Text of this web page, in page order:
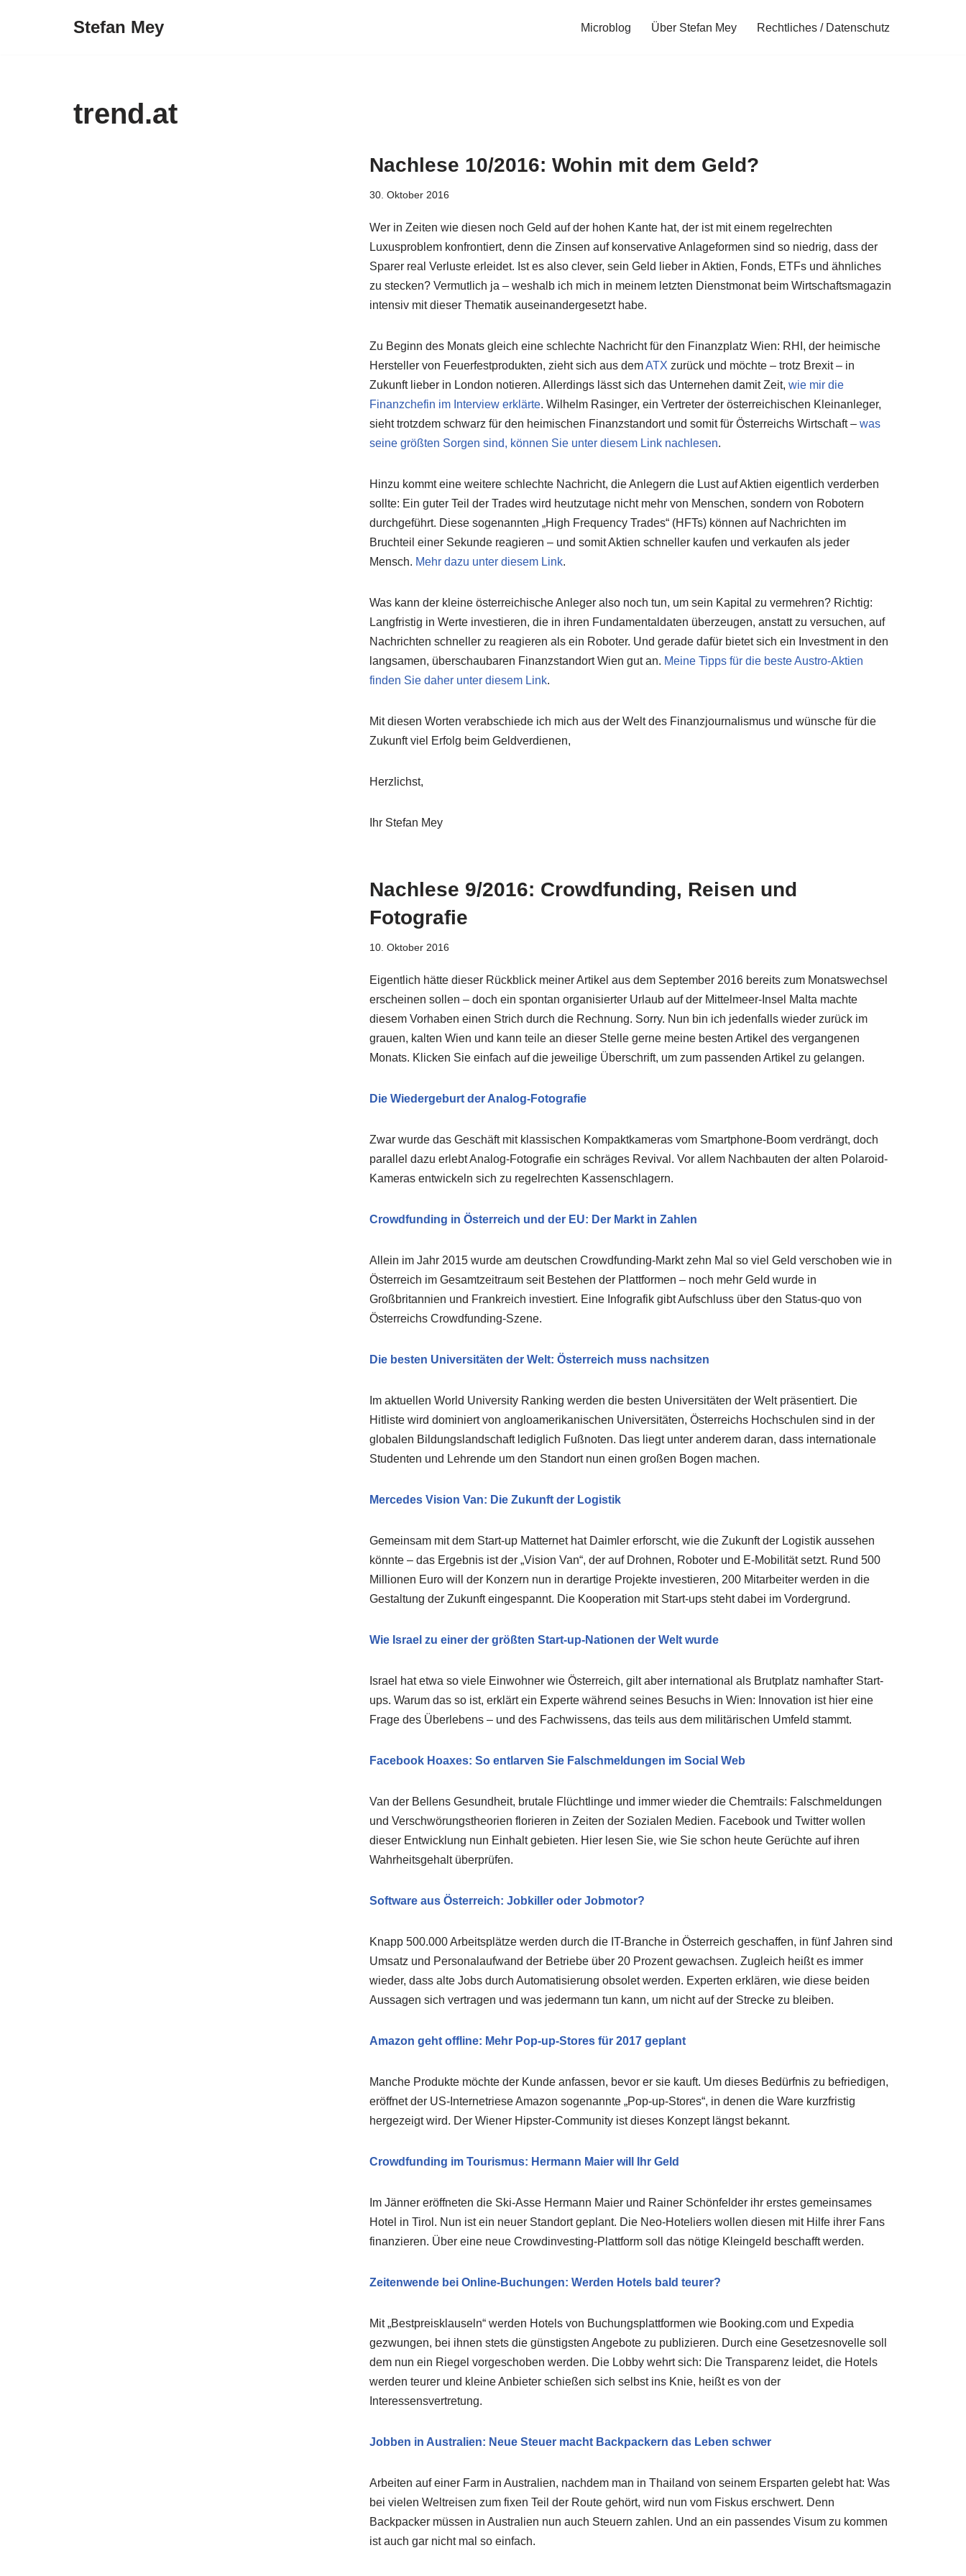
Stefan Mey Microblog Über Stefan Mey Rechtliches / Datenschutz
trend.at
Nachlese 10/2016: Wohin mit dem Geld?
30. Oktober 2016
Wer in Zeiten wie diesen noch Geld auf der hohen Kante hat, der ist mit einem regelrechten
Luxusproblem konfrontiert, denn die Zinsen auf konservative Anlageformen sind so niedrig, dass der
Sparer real Verluste erleidet. Ist es also clever, sein Geld lieber in Aktien, Fonds, ETFs und ähnliches
zu stecken? Vermutlich ja – weshalb ich mich in meinem letzten Dienstmonat beim Wirtschaftsmagazin
intensiv mit dieser Thematik auseinandergesetzt habe.
Zu Beginn des Monats gleich eine schlechte Nachricht für den Finanzplatz Wien: RHI, der heimische
Hersteller von Feuerfestprodukten, zieht sich aus demATX zurück und möchte – trotz Brexit – in
Zukunft lieber in London notieren. Allerdings lässt sich das Unternehen damit Zeit, wie mir die
Finanzchefin im Interview erklärte. Wilhelm Rasinger, ein Vertreter der österreichischen Kleinanleger,
sieht trotzdem schwarz für den heimischen Finanzstandort und somit für Österreichs Wirtschaft – was
seine größten Sorgen sind, können Sie unter diesem Link nachlesen.
Hinzu kommt eine weitere schlechte Nachricht, die Anlegern die Lust auf Aktien eigentlich verderben
sollte: Ein guter Teil der Trades wird heutzutage nicht mehr von Menschen, sondern von Robotern
durchgeführt. Diese sogenannten „High Frequency Trades“ (HFTs) können auf Nachrichten im
Bruchteil einer Sekunde reagieren – und somit Aktien schneller kaufen und verkaufen als jeder
Mensch. Mehr dazu unter diesem Link.
Was kann der kleine österreichische Anleger also noch tun, um sein Kapital zu vermehren? Richtig:
Langfristig in Werte investieren, die in ihren Fundamentaldaten überzeugen, anstatt zu versuchen, auf
Nachrichten schneller zu reagieren als ein Roboter. Und gerade dafür bietet sich ein Investment in den
langsamen, überschaubaren Finanzstandort Wien gut an. Meine Tipps für die beste Austro-Aktien
finden Sie daher unter diesem Link.
Mit diesen Worten verabschiede ich mich aus der Welt des Finanzjournalismus und wünsche für die
Zukunft viel Erfolg beim Geldverdienen,
Herzlichst,
Ihr Stefan Mey
Nachlese 9/2016: Crowdfunding, Reisen und
Fotografie
10. Oktober 2016
Eigentlich hätte dieser Rückblick meiner Artikel aus dem September 2016 bereits zum Monatswechsel
erscheinen sollen – doch ein spontan organisierter Urlaub auf der Mittelmeer-Insel Malta machte
diesem Vorhaben einen Strich durch die Rechnung. Sorry. Nun bin ich jedenfalls wieder zurück im
grauen, kalten Wien und kann teile an dieser Stelle gerne meine besten Artikel des vergangenen
Monats. Klicken Sie einfach auf die jeweilige Überschrift, um zum passenden Artikel zu gelangen.
Die Wiedergeburt der Analog-Fotografie
Zwar wurde das Geschäft mit klassischen Kompaktkameras vom Smartphone-Boom verdrängt, doch
parallel dazu erlebt Analog-Fotografie ein schräges Revival. Vor allem Nachbauten der alten Polaroid-
Kameras entwickeln sich zu regelrechten Kassenschlagern.
Crowdfunding in Österreich und der EU: Der Markt in Zahlen
Allein im Jahr 2015 wurde am deutschen Crowdfunding-Markt zehn Mal so viel Geld verschoben wie in
Österreich im Gesamtzeitraum seit Bestehen der Plattformen – noch mehr Geld wurde in
Großbritannien und Frankreich investiert. Eine Infografik gibt Aufschluss über den Status-quo von
Österreichs Crowdfunding-Szene.
Die besten Universitäten der Welt: Österreich muss nachsitzen
Im aktuellen World University Ranking werden die besten Universitäten der Welt präsentiert. Die
Hitliste wird dominiert von angloamerikanischen Universitäten, Österreichs Hochschulen sind in der
globalen Bildungslandschaft lediglich Fußnoten. Das liegt unter anderem daran, dass internationale
Studenten und Lehrende um den Standort nun einen großen Bogen machen.
Mercedes Vision Van: Die Zukunft der Logistik
Gemeinsam mit dem Start-up Matternet hat Daimler erforscht, wie die Zukunft der Logistik aussehen
könnte – das Ergebnis ist der „Vision Van“, der auf Drohnen, Roboter und E-Mobilität setzt. Rund 500
Millionen Euro will der Konzern nun in derartige Projekte investieren, 200 Mitarbeiter werden in die
Gestaltung der Zukunft eingespannt. Die Kooperation mit Start-ups steht dabei im Vordergrund.
Wie Israel zu einer der größten Start-up-Nationen der Welt wurde
Israel hat etwa so viele Einwohner wie Österreich, gilt aber international als Brutplatz namhafter Start-
ups. Warum das so ist, erklärt ein Experte während seines Besuchs in Wien: Innovation ist hier eine
Frage des Überlebens – und des Fachwissens, das teils aus dem militärischen Umfeld stammt.
Facebook Hoaxes: So entlarven Sie Falschmeldungen im Social Web
Van der Bellens Gesundheit, brutale Flüchtlinge und immer wieder die Chemtrails: Falschmeldungen
und Verschwörungstheorien florieren in Zeiten der Sozialen Medien. Facebook und Twitter wollen
dieser Entwicklung nun Einhalt gebieten. Hier lesen Sie, wie Sie schon heute Gerüchte auf ihren
Wahrheitsgehalt überprüfen.
Software aus Österreich: Jobkiller oder Jobmotor?
Knapp 500.000 Arbeitsplätze werden durch die IT-Branche in Österreich geschaffen, in fünf Jahren sind
Umsatz und Personalaufwand der Betriebe über 20 Prozent gewachsen. Zugleich heißt es immer
wieder, dass alte Jobs durch Automatisierung obsolet werden. Experten erklären, wie diese beiden
Aussagen sich vertragen und was jedermann tun kann, um nicht auf der Strecke zu bleiben.
Amazon geht offline: Mehr Pop-up-Stores für 2017 geplant
Manche Produkte möchte der Kunde anfassen, bevor er sie kauft. Um dieses Bedürfnis zu befriedigen,
eröffnet der US-Internetriese Amazon sogenannte „Pop-up-Stores“, in denen die Ware kurzfristig
hergezeigt wird. Der Wiener Hipster-Community ist dieses Konzept längst bekannt.
Crowdfunding im Tourismus: Hermann Maier will Ihr Geld
Im Jänner eröffneten die Ski-Asse Hermann Maier und Rainer Schönfelder ihr erstes gemeinsames
Hotel in Tirol. Nun ist ein neuer Standort geplant. Die Neo-Hoteliers wollen diesen mit Hilfe ihrer Fans
finanzieren. Über eine neue Crowdinvesting-Plattform soll das nötige Kleingeld beschafft werden.
Zeitenwende bei Online-Buchungen: Werden Hotels bald teurer?
Mit „Bestpreisklauseln“ werden Hotels von Buchungsplattformen wie Booking.com und Expedia
gezwungen, bei ihnen stets die günstigsten Angebote zu publizieren. Durch eine Gesetzesnovelle soll
dem nun ein Riegel vorgeschoben werden. Die Lobby wehrt sich: Die Transparenz leidet, die Hotels
werden teurer und kleine Anbieter schießen sich selbst ins Knie, heißt es von der
Interessensvertretung.
Jobben in Australien: Neue Steuer macht Backpackern das Leben schwer
Arbeiten auf einer Farm in Australien, nachdem man in Thailand von seinem Ersparten gelebt hat: Was
bei vielen Weltreisen zum fixen Teil der Route gehört, wird nun vom Fiskus erschwert. Denn
Backpacker müssen in Australien nun auch Steuern zahlen. Und an ein passendes Visum zu kommen
ist auch gar nicht mal so einfach.